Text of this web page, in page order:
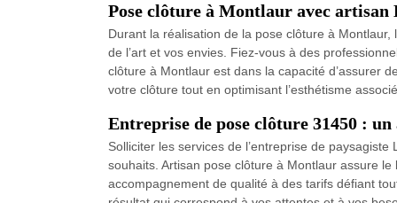
Pose clôture à Montlaur avec artisan
Durant la réalisation de la pose clôture à
de l’art et vos envies. Fiez-vous à des
clôture à Montlaur est dans la capacité d’assurer
votre clôture tout en optimisant l’esthétisme
Entreprise de pose clôture 31450 :
Solliciter les services de l’entreprise de
souhaits. Artisan pose clôture à Montlaur assure
accompagnement de qualité à des tarifs défiant